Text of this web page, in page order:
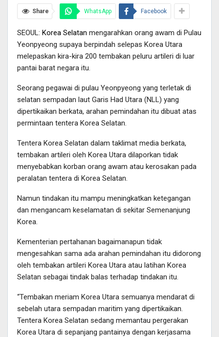
Share WhatsApp Facebook
SEOUL: Korea Selatan mengarahkan orang awam di Pulau
Yeonpyeong supaya berpindah selepas Korea Utara
melepaskan kira-kira 200 tembakan peluru artileri di luar
pantai barat negara itu.
Seorang pegawai di pulau Yeonpyeong yang terletak di
selatan sempadan laut Garis Had Utara (NLL) yang
dipertikaikan berkata, arahan pemindahan itu dibuat atas
permintaan tentera Korea Selatan.
Tentera Korea Selatan dalam taklimat media berkata,
tembakan artileri oleh Korea Utara dilaporkan tidak
menyebabkan korban orang awam atau kerosakan pada
peralatan tentera di Korea Selatan.
Namun tindakan itu mampu meningkatkan ketegangan
dan mengancam keselamatan di sekitar Semenanjung
Korea.
Kementerian pertahanan bagaimanapun tidak
mengesahkan sama ada arahan pemindahan itu didorong
oleh tembakan artileri Korea Utara atau latihan Korea
Selatan sebagai tindak balas terhadap tindakan itu.
“Tembakan meriam Korea Utara semuanya mendarat di
sebelah utara sempadan maritim yang dipertikaikan.
Tentera Korea Selatan sedang memantau pergerakan
Korea Utara di sepanjang pantainya dengan kerjasama